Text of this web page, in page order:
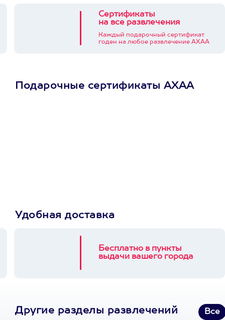
Сертификаты
на все развлечения
Каждый подарочный сертификат
годен на любое развлечение АХАА
Подарочные сертификаты АХАА
Удобная доставка
Бесплатно в пункты
выдачи вашего города
Другие разделы развлечений Все